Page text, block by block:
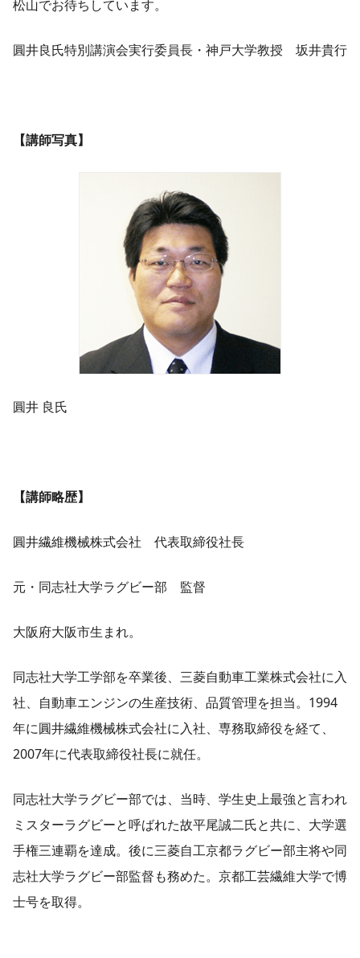
松山でお待ちしています。
圓井良氏特別講演会実行委員長・神戸大学教授 坂井貴行
【講師写真】
圓井 良氏
【講師略歴】
圓井繊維機械株式会社 代表取締役社長
元・同志社大学ラグビー部 監督
大阪府大阪市生まれ。
同志社大学工学部を卒業後、三菱自動車工業株式会社に入
社、自動車エンジンの生産技術、品質管理を担当。1994
年に圓井繊維機械株式会社に入社、専務取締役を経て、
2007年に代表取締役社長に就任。
同志社大学ラグビー部では、当時、学生史上最強と言われ
ミスターラグビーと呼ばれた故平尾誠二氏と共に、大学選
手権三連覇を達成。後に三菱自工京都ラグビー部主将や同
志社大学ラグビー部監督も務めた。京都工芸繊維大学で博
士号を取得。